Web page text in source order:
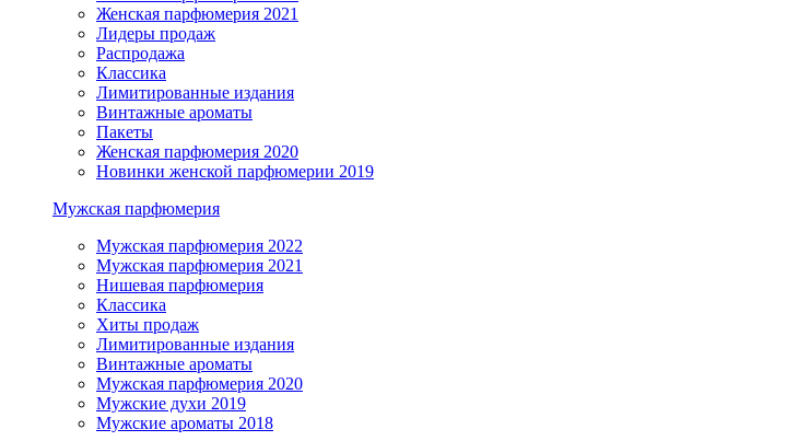
Женская парфюмерия 2021
Лидеры продаж
Распродажа
Классика
Лимитированные издания
Винтажные ароматы
Пакеты
Женская парфюмерия 2020
Новинки женской парфюмерии 2019
Мужская парфюмерия
Мужская парфюмерия 2022
Мужская парфюмерия 2021
Нишевая парфюмерия
Классика
Хиты продаж
Лимитированные издания
Винтажные ароматы
Мужская парфюмерия 2020
Мужские духи 2019
Мужские ароматы 2018